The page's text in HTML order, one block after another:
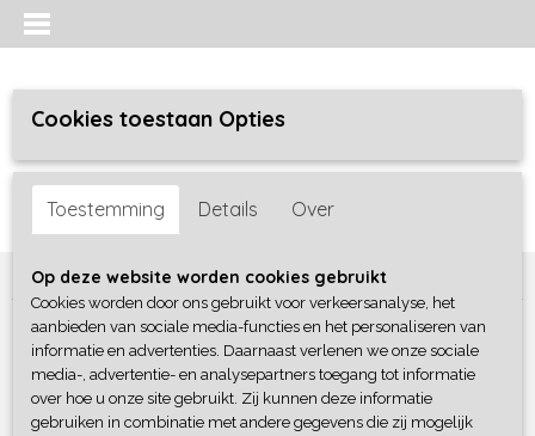
Inloggen Registreren
Home >Meisjes>Shirts / Tunieken / Blouses>B-Nosy
Cookies toestaan Opties
Toestemming Details Over
Op deze website worden cookies gebruikt
Cookies worden door ons gebruikt voor verkeersanalyse, het
aanbieden van sociale media-functies en het personaliseren van
informatie en advertenties. Daarnaast verlenen we onze sociale
media-, advertentie- en analysepartners toegang tot informatie
over hoe u onze site gebruikt. Zij kunnen deze informatie
gebruiken in combinatie met andere gegevens die zij mogelijk